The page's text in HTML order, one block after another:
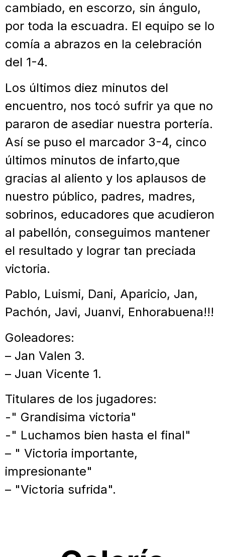
cambiado, en escorzo, sin ángulo,
por toda la escuadra. El equipo se lo
comía a abrazos en la celebración
del 1-4.
Los últimos diez minutos del
encuentro, nos tocó sufrir ya que no
pararon de asediar nuestra portería.
Así se puso el marcador 3-4, cinco
últimos minutos de infarto,que
gracias al aliento y los aplausos de
nuestro público, padres, madres,
sobrinos, educadores que acudieron
al pabellón, conseguimos mantener
el resultado y lograr tan preciada
victoria.
Pablo, Luismi, Dani, Aparicio, Jan,
Pachón, Javi, Juanvi, Enhorabuena!!!
Goleadores:
– Jan Valen 3.
– Juan Vicente 1.
Titulares de los jugadores:
-" Grandisima victoria"
-" Luchamos bien hasta el final"
– " Victoria importante,
impresionante"
– "Victoria sufrida".